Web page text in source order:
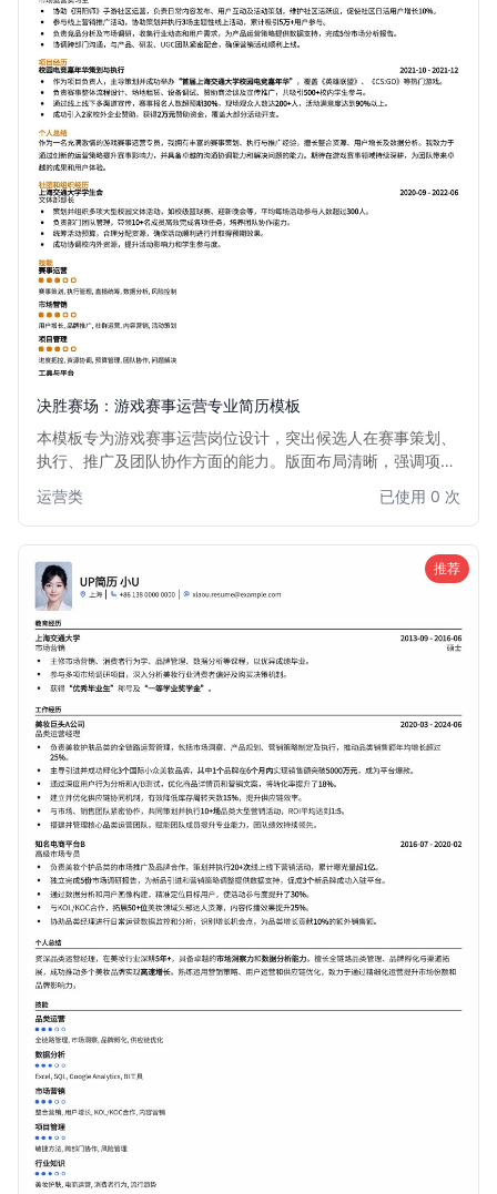
决胜赛场：游戏赛事运营专业简历模板
本模板专为游戏赛事运营岗位设计，突出候选人在赛事策划、
执行、推广及团队协作方面的能力。版面布局清晰，强调项目
出。适用于有志于从事电竞赛事、游戏活动策划与运营的专业
人士。
运营类 已使用 0 次
推荐